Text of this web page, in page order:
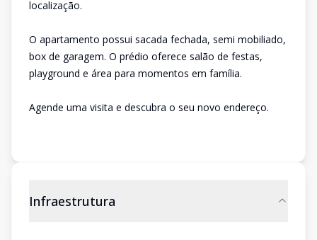
localização.
O apartamento possui sacada fechada, semi mobiliado,
box de garagem. O prédio oferece salão de festas,
playground e área para momentos em família.
Agende uma visita e descubra o seu novo endereço.
Infraestrutura